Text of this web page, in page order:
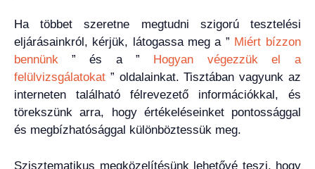
Ha többet szeretne megtudni szigorú tesztelési
eljárásainkról, kérjük, látogassa meg a ” Miért bízzon
bennünk ” és a ” Hogyan végezzük el a
felülvizsgálatokat ” oldalainkat. Tisztában vagyunk az
interneten található félrevezető információkkal, és
törekszünk arra, hogy értékeléseinket pontossággal
és megbízhatósággal különböztessük meg.
Szisztematikus megközelítésünk lehetővé teszi, hogy